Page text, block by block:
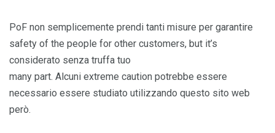
PoF non semplicemente prendi tanti misure per garantire
safety of the people for other customers, but it’s
considerato senza truffa tuo
many part. Alcuni extreme caution potrebbe essere
necessario essere studiato utilizzando questo sito web
però.